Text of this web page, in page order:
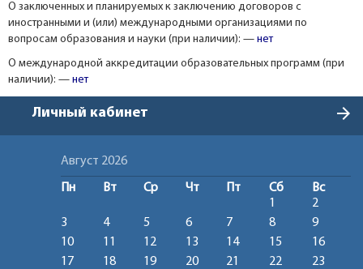
О заключенных и планируемых к заключению договоров с
иностранными и (или) международными организациями по
вопросам образования и науки (при наличии): — нет
О международной аккредитации образовательных программ (при
наличии): — нет
Личный кабинет arrow_forward
Август 2026
Пн Вт Ср Чт Пт Сб
Вс
1
2
3
4 5 6 7 8
9
10
11 12 13 14 15
16
17
18 19 20 21 22
23